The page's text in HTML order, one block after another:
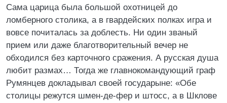
Сама царица была большой охотницей до
ломберного столика, а в гвардейских полках игра и
вовсе почиталась за доблесть. Ни один званый
прием или даже благотворительный вечер не
обходился без карточного сражения. А русская душа
любит размах… Тогда же главнокомандующий граф
Румянцев докладывал своей государыне: «Обе
столицы режутся шмен-де-фер и штосс, а в Шклове